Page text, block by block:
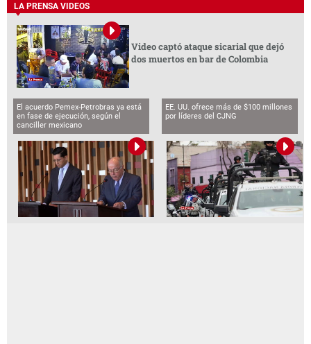
LA PRENSA VIDEOS
Video captó ataque sicarial que dejó
dos muertos en bar de Colombia
El acuerdo Pemex-Petrobras ya está
en fase de ejecución, según el
canciller mexicano
EE. UU. ofrece más de $100 millones
por líderes del CJNG